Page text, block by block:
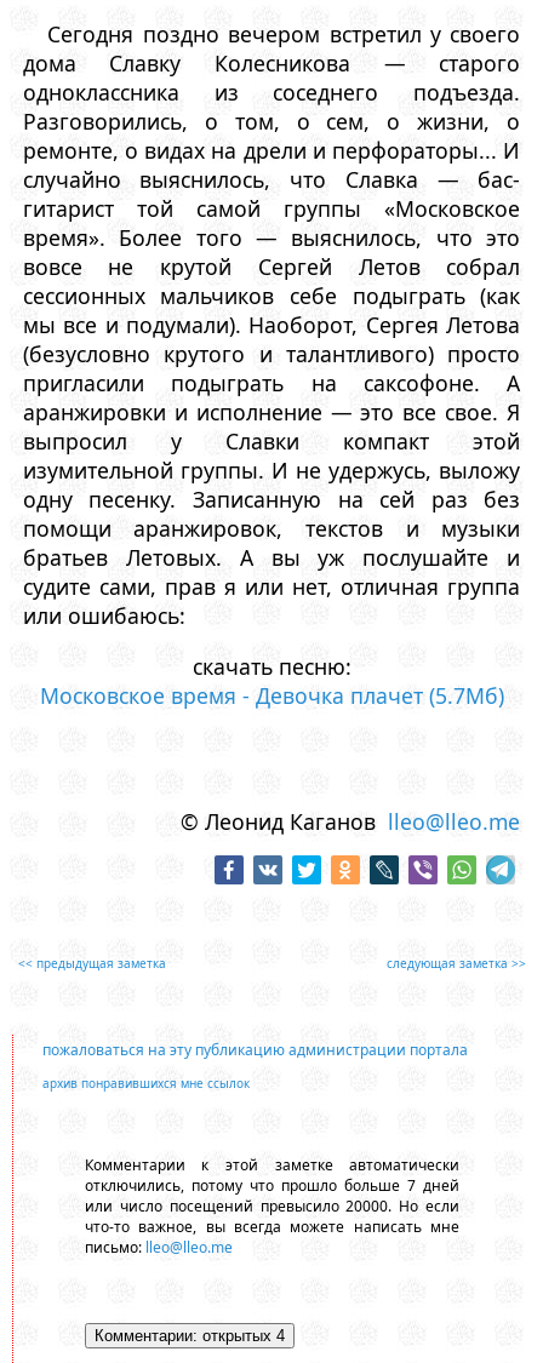
Сегодня поздно вечером встретил у своего
дома Славку Колесникова — старого
одноклассника из соседнего подъезда.
Разговорились, о том, о сем, о жизни, о
ремонте, о видах на дрели и перфораторы... И
случайно выяснилось, что Славка — бас-
гитарист той самой группы «Московское
время». Более того — выяснилось, что это
вовсе не крутой Сергей Летов собрал
сессионных мальчиков себе подыграть (как
мы все и подумали). Наоборот, Сергея Летова
(безусловно крутого и талантливого) просто
пригласили подыграть на саксофоне. А
аранжировки и исполнение — это все свое. Я
выпросил у Славки компакт этой
изумительной группы. И не удержусь, выложу
одну песенку. Записанную на сей раз без
помощи аранжировок, текстов и музыки
братьев Летовых. А вы уж послушайте и
судите сами, прав я или нет, отличная группа
или ошибаюсь:
скачать песню:
Московское время - Девочка плачет (5.7Мб)
© Леонид Каганов lleo@lleo.me
<< предыдущая заметка следующая заметка >>
пожаловаться на эту публикацию администрации портала
архив понравившихся мне ссылок
Комментарии к этой заметке автоматически
отключились, потому что прошло больше 7 дней
или число посещений превысило 20000. Но если
что-то важное, вы всегда можете написать мне
письмо: lleo@lleo.me